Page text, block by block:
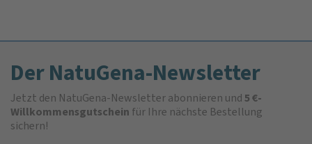
Der NatuGena-Newsletter
Jetzt den NatuGena-Newsletter abonnieren und5 €-
Willkommensgutschein für Ihre nächste Bestellung
sichern!